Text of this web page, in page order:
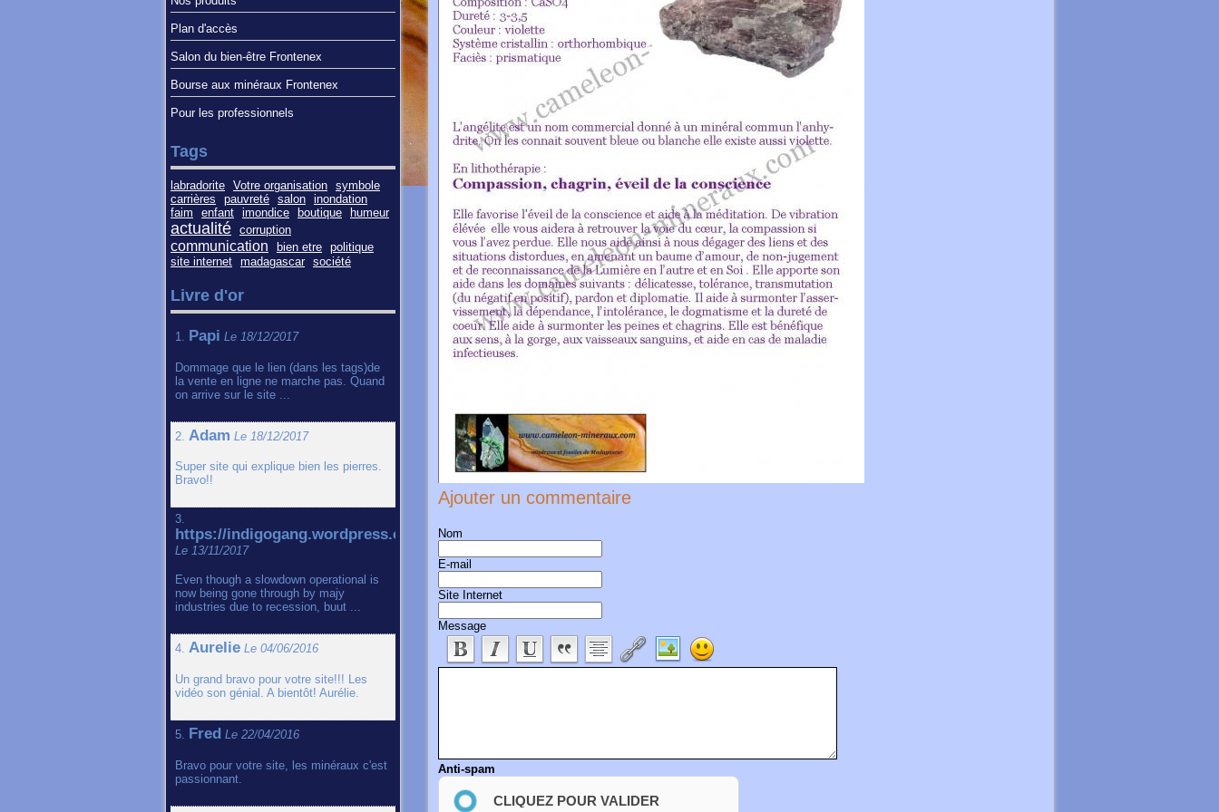
Ajouter un commentaire
Nom
E-mail
Site Internet
Message
Anti-spam
CLIQUEZ POUR VALIDER
Plan d'accès
Salon du bien-être Frontenex
Bourse aux minéraux Frontenex
Pour les professionnels
Tags
labradorite Votre organisation symbole
carrières
pauvreté salon inondation
faim
enfant imondice boutique humeur
actualité corruption
communication bien etre politique
site internet madagascar société
Livre d'or
1. Papi Le 18/12/2017
Dommage que le lien (dans les tags)de
la vente en ligne ne marche pas. Quand
on arrive sur le site ...
2. Adam Le 18/12/2017
Super site qui explique bien les pierres.
Bravo!!
3.
https://indigogang.wordpress.com
Le 13/11/2017
Even though a slowdown operational is
now being gone through by majy
industries due to recession, buut ...
4. Aurelie Le 04/06/2016
Un grand bravo pour votre site!!! Les
vidéo son génial. A bientôt! Aurélie.
5. Fred Le 22/04/2016
Bravo pour votre site, les minéraux c'est
passionnant.